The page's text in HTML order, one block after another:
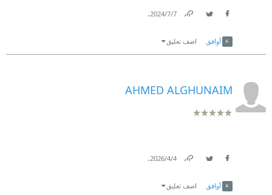
7‏/7‏/2024
.
أوافق اضف تعليق
AHMED ALGHUNAIM
4‏/4‏/2026
.
أوافق اضف تعليق